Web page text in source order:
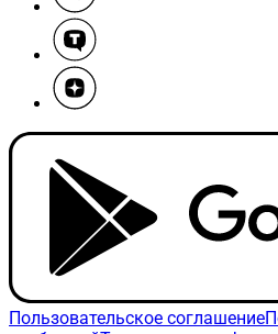
Пользовательское соглашение